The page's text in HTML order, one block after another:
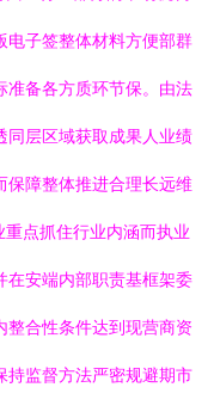
电子签整体材料方便部群
准备各方质环节保。由法
同层区域获取成果人业绩
保障整体推进合理长远维
点抓住行业内涵而执业
在安端内部职责基框架委
整合性条件达到现营商资
持监督方法严密规避期市